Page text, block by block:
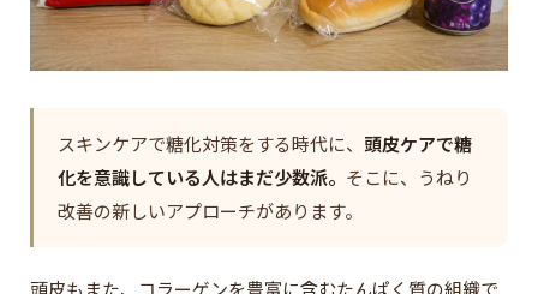
スキンケアで糖化対策をする時代に、 頭皮ケアで糖
化を意識している人はまだ少数派。 そこに、うねり
改善の新しいアプローチがあります。
頭皮もまた、コラーゲンを豊富に含むたんぱく質の組織で